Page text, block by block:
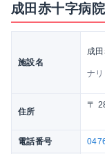
成田赤十字病
施設名
成
ナ
住所
〒
電話番号